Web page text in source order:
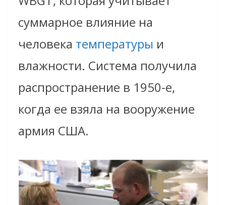
суммарное влияние на
человека температуры и
влажности. Система получила
распространение в 1950-е,
когда ее взяла на вооружение
армия США.